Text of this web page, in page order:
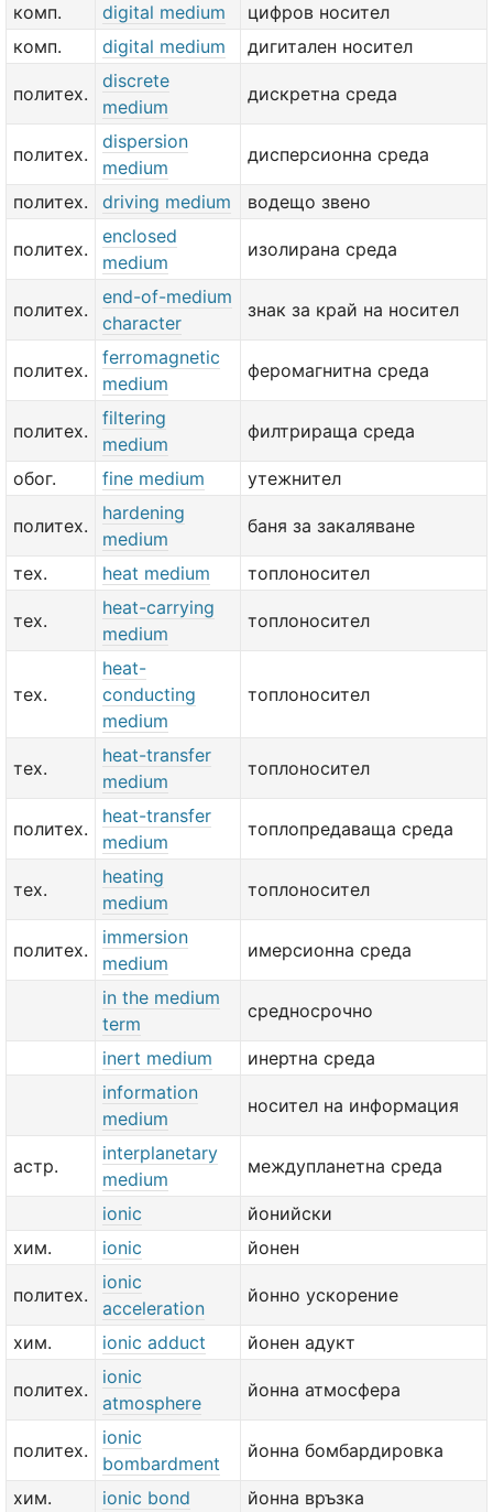
комп.
digital medium
цифров носител
комп.
digital medium дигитален носител
политех.
discrete
medium
дискретна среда
политех.
dispersion
medium
дисперсионна среда
политех. driving medium водещо звено
политех.
enclosed
medium
изолирана среда
политех.
end-of-medium
character
знак за край на носител
политех.
ferromagnetic
medium
феромагнитна среда
политех.
filtering
medium
филтрираща среда
обог. fine medium утежнител
политех.
hardening
medium
баня за закаляване
тех. heat medium топлоносител
тех.
heat-carrying
medium
топлоносител
тех.
heat-
conducting
medium
топлоносител
тех.
heat-transfer
medium
топлоносител
политех.
heat-transfer
medium
топлопредаваща среда
тех.
heating
medium
топлоносител
политех.
immersion
medium
имерсионна среда
in the medium
term
средносрочно
inert medium
инертна среда
information
medium
носител на информация
астр.
interplanetary
medium
междупланетна среда
ionic
йонийски
хим.
ionic йонен
политех.
ionic
acceleration
йонно ускорение
хим. ionic adduct йонен адукт
политех.
ionic
atmosphere
йонна атмосфера
политех.
ionic
bombardment
йонна бомбардировка
хим. ionic bond йонна връзка